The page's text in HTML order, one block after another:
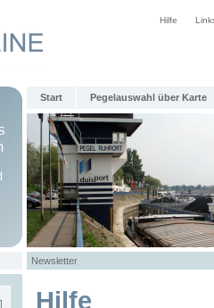
Hilfe
Start Pegelauswahl über Karte
Newsletter
Hilfe